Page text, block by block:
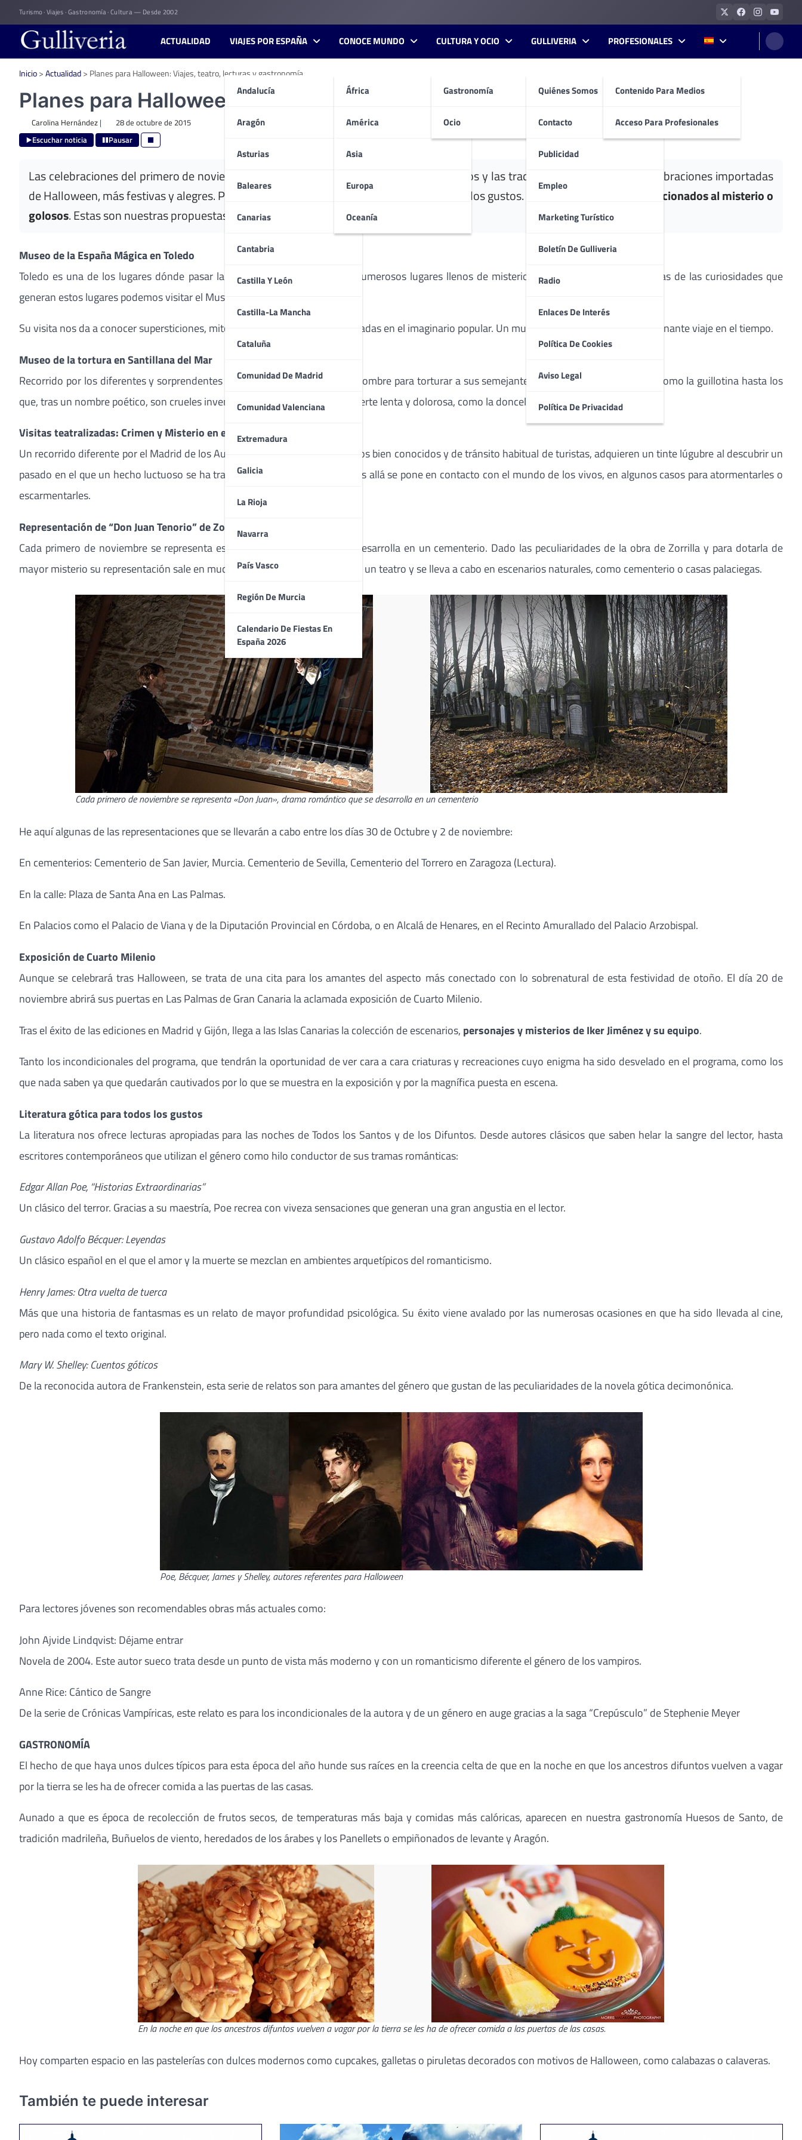
to
content
Turismo · Viajes · Gastronomía · Cultura — Desde 2002
ACTUALIDAD VIAJES POR ESPAÑA
Andalucía
Aragón
Asturias
Baleares
Canarias
Cantabria
Castilla Y León
Castilla-La Mancha
Cataluña
Comunidad De Madrid
Comunidad Valenciana
Extremadura
Galicia
La Rioja
Navarra
País Vasco
Región De Murcia
Calendario De Fiestas En
España 2026
CONOCE MUNDO
África
América
Asia
Europa
Oceanía
CULTURA Y OCIO
Gastronomía
Ocio
GULLIVERIA
Quiénes Somos
Contacto
Publicidad
Empleo
Marketing Turístico
Boletín De Gulliveria
Radio
Enlaces De Interés
Política De Cookies
Aviso Legal
Política De Privacidad
PROFESIONALES
Contenido Para Medios
Acceso Para Profesionales
Inicio>Actualidad> Planes para Halloween: Viajes, teatro, lecturas y gastronomía
Planes para Halloween: Viajes, teatro, lecturas y gastronomía
Carolina Hernández| 28 de octubre de 2015
Escuchar noticia Pausar
Las celebraciones del primero de noviembre se debaten entre el recuerdo de los difuntos y las tradiciones cristianas y las celebraciones importadas
de Halloween, más festivas y alegres. Para estos días os proponemos planes para todos los gustos.
En familia, para osados, aficionados al misterio o
golosos. Estas son nuestras propuestas:
Museo de la España Mágica en Toledo
Toledo es una de los lugares dónde pasar la noche de Difuntos por sus numerosos lugares llenos de misterio. Para dar respuesta a muchas de las curiosidades que
generan estos lugares podemos visitar el Museo de la España Mágica.
Su visita nos da a conocer supersticiones, mitos y creencias religiosas arraigadas en el imaginario popular. Un museo diferente y todo un apasionante viaje en el tiempo.
Museo de la tortura en Santillana del Mar
Recorrido por los diferentes y sorprendentes instrumentos creados por el hombre para torturar a sus semejantes. Desde los más conocidos como la guillotina hasta los
que, tras un nombre poético, son crueles invenciones para provocar una muerte lenta y dolorosa, como la doncella de hierro (Iron Maiden).
Visitas teatralizadas: Crimen y Misterio en el Viejo Madrid
Un recorrido diferente por el Madrid de los Austrias. Lugares, muchos de ellos bien conocidos y de tránsito habitual de turistas, adquieren un tinte lúgubre al descubrir un
pasado en el que un hecho luctuoso se ha transformado en leyenda. El más allá se pone en contacto con el mundo de los vivos, en algunos casos para atormentarles o
escarmentarles.
Representación de “Don Juan Tenorio” de Zorrilla
Cada primero de noviembre se representa este drama romántico que se desarrolla en un cementerio. Dado las peculiaridades de la obra de Zorrilla y para dotarla de
mayor misterio su representación sale en muchas ocasiones de las tablas de un teatro y se lleva a cabo en escenarios naturales, como cementerio o casas palaciegas.
Cada primero de noviembre se representa «Don Juan», drama romántico que se desarrolla en un cementerio
He aquí algunas de las representaciones que se llevarán a cabo entre los días 30 de Octubre y 2 de noviembre:
En cementerios: Cementerio de San Javier, Murcia. Cementerio de Sevilla, Cementerio del Torrero en Zaragoza (Lectura).
En la calle: Plaza de Santa Ana en Las Palmas.
En Palacios como el Palacio de Viana y de la Diputación Provincial en Córdoba, o en Alcalá de Henares, en el Recinto Amurallado del Palacio Arzobispal.
Exposición de Cuarto Milenio
Aunque se celebrará tras Halloween, se trata de una cita para los amantes del aspecto más conectado con lo sobrenatural de esta festividad de otoño. El día 20 de
noviembre abrirá sus puertas en Las Palmas de Gran Canaria la aclamada exposición de Cuarto Milenio.
Tras el éxito de las ediciones en Madrid y Gijón, llega a las Islas Canarias la colección de escenarios, personajes y misterios de Iker Jiménez y su equipo.
Tanto los incondicionales del programa, que tendrán la oportunidad de ver cara a cara criaturas y recreaciones cuyo enigma ha sido desvelado en el programa, como los
que nada saben ya que quedarán cautivados por lo que se muestra en la exposición y por la magnífica puesta en escena.
Literatura gótica para todos los gustos
La literatura nos ofrece lecturas apropiadas para las noches de Todos los Santos y de los Difuntos. Desde autores clásicos que saben helar la sangre del lector, hasta
escritores contemporáneos que utilizan el género como hilo conductor de sus tramas románticas:
Edgar Allan Poe, “Historias Extraordinarias”
Un clásico del terror. Gracias a su maestría, Poe recrea con viveza sensaciones que generan una gran angustia en el lector.
Gustavo Adolfo Bécquer: Leyendas
Un clásico español en el que el amor y la muerte se mezclan en ambientes arquetípicos del romanticismo.
Henry James: Otra vuelta de tuerca
Más que una historia de fantasmas es un relato de mayor profundidad psicológica. Su éxito viene avalado por las numerosas ocasiones en que ha sido llevada al cine,
pero nada como el texto original.
Mary W. Shelley: Cuentos góticos
De la reconocida autora de Frankenstein, esta serie de relatos son para amantes del género que gustan de las peculiaridades de la novela gótica decimonónica.
Poe, Bécquer, James y Shelley, autores referentes para Halloween
Para lectores jóvenes son recomendables obras más actuales como:
John Ajvide Lindqvist: Déjame entrar
Novela de 2004. Este autor sueco trata desde un punto de vista más moderno y con un romanticismo diferente el género de los vampiros.
Anne Rice: Cántico de Sangre
De la serie de Crónicas Vampíricas, este relato es para los incondicionales de la autora y de un género en auge gracias a la saga “Crepúsculo” de Stephenie Meyer
GASTRONOMÍA
El hecho de que haya unos dulces típicos para esta época del año hunde sus raíces en la creencia celta de que en la noche en que los ancestros difuntos vuelven a vagar
por la tierra se les ha de ofrecer comida a las puertas de las casas.
Aunado a que es época de recolección de frutos secos, de temperaturas más baja y comidas más calóricas, aparecen en nuestra gastronomía Huesos de Santo, de
tradición madrileña, Buñuelos de viento, heredados de los árabes y los Panellets o empiñonados de levante y Aragón.
En la noche en que los ancestros difuntos vuelven a vagar por la tierra se les ha de ofrecer comida a las puertas de las casas.
Hoy comparten espacio en las pastelerías con dulces modernos como cupcakes, galletas o piruletas decorados con motivos de Halloween, como calabazas o calaveras.
También te puede interesar